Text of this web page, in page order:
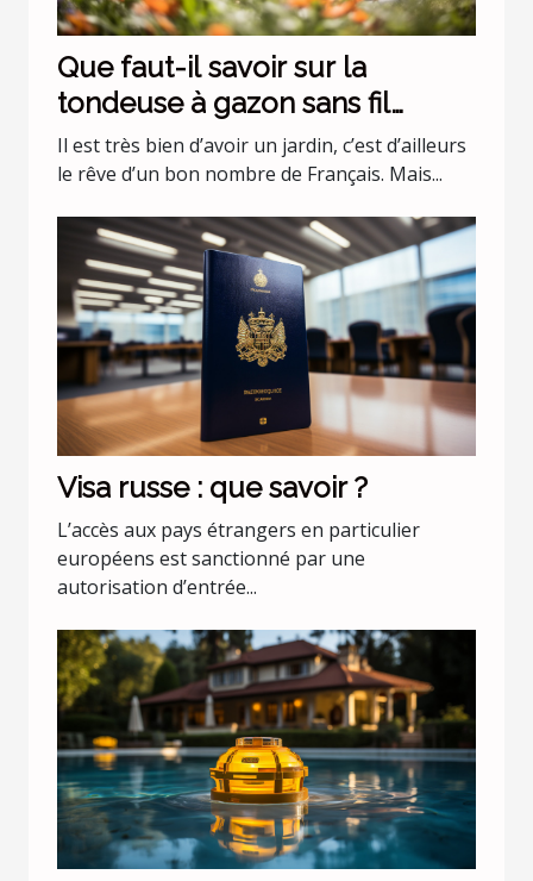
Que faut-il savoir sur la
tondeuse à gazon sans fil
batterie 36 v Black+Decker
CLMA4820L2-QW ?
Il est très bien d’avoir un jardin, c’est d’ailleurs
le rêve d’un bon nombre de Français. Mais...
Visa russe : que savoir ?
L’accès aux pays étrangers en particulier
européens est sanctionné par une
autorisation d’entrée...